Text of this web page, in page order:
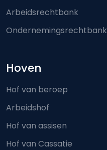
Arbeidsrechtbank
Ondernemingsrechtbank
Hoven
Hof van beroep
Arbeidshof
Hof van assisen
Hof van Cassatie